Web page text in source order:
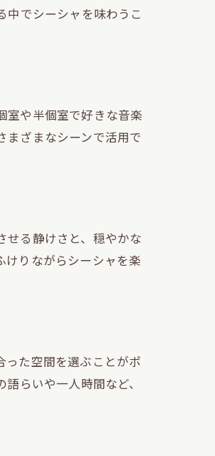
中でシーシャを味わうこ
室や半個室で好きな音楽
まざまなシーンで活用で
せる静けさと、穏やかな
けりながらシーシャを楽
った空間を選ぶことがポ
らいや一人時間など、